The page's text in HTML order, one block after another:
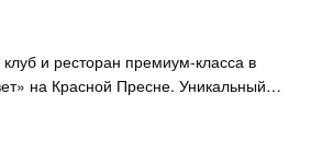
и ресторан премиум-класса в
на Красной Пресне. Уникальный…